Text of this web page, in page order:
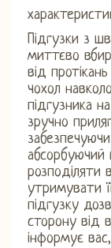
Підгузки з
миттєво
від
чохол
підгузника
зручно
абсорбуючий
розподіляти
утримувати
підгузку
сторону від
інформує